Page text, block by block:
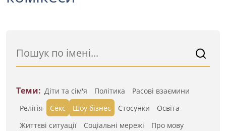
Теми: Діти та сім'я Політика
Расові взаємини
Релігія
Секс Шоу бізнес Стосунки
Освіта
Життєві ситуації
Cоціальні мережі Про мову